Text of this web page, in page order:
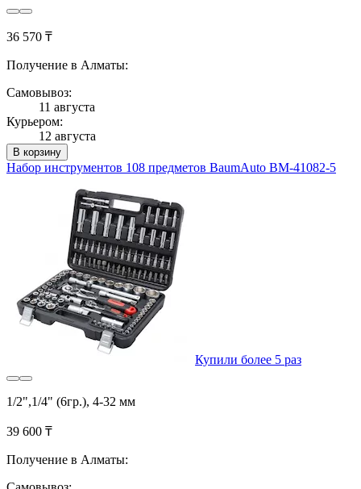
36 570 ₸
Получение в Алматы:
Самовывоз:
11 августа
Курьером:
12 августа
В корзину
Набор инструментов 108 предметов BaumAuto BM-41082-5
Купили более 5 раз
1/2",1/4" (6гр.), 4-32 мм
39 600 ₸
Получение в Алматы: